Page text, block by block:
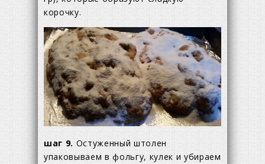
корочку.
шаг 9. Остуженный штолен
упаковываем в фольгу, кулек и убираем